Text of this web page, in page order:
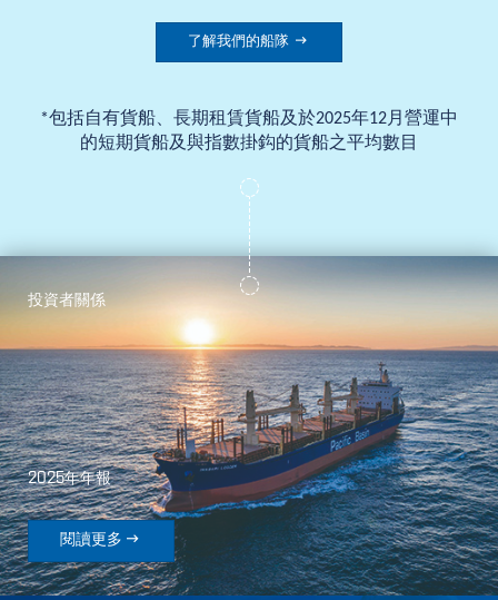
了解我們的船隊 
*包括自有貨船、長期租賃貨船及於2025年12月營運中
的短期貨船及與指數掛鈎的貨船之平均數目
投資者關係
2025年年報
閱讀更多 